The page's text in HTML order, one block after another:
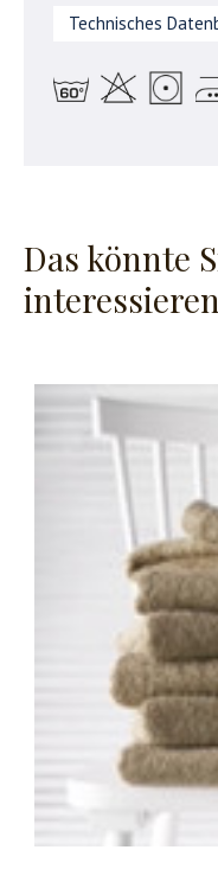
Technisches
Das könnte
interessieren